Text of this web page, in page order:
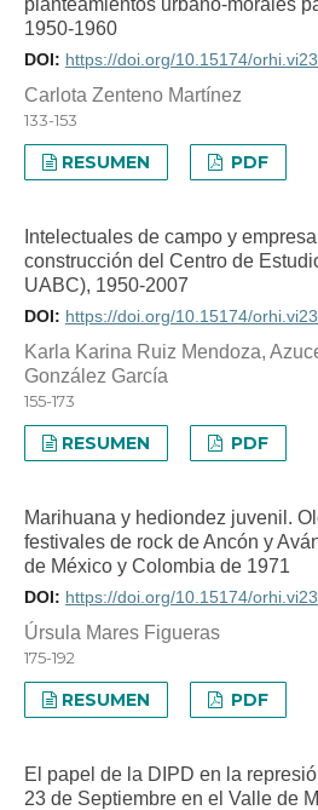
planteamientos urbano-morales
1950-1960
DOI: https://doi.org/10.15174/
Carlota Zenteno Martínez
133-153
RESUMEN PDF
Intelectuales de campo y
construcción del Centro de
UABC), 1950-2007
DOI: https://doi.org/10.15174/
Karla Karina Ruiz Mendoza,
González García
155-173
RESUMEN PDF
Marihuana y hediondez juvenil.
festivales de rock de Ancón y
de México y Colombia de 1971
DOI: https://doi.org/10.15174/
Úrsula Mares Figueras
175-192
RESUMEN PDF
El papel de la DIPD en la
23 de Septiembre en el Valle de